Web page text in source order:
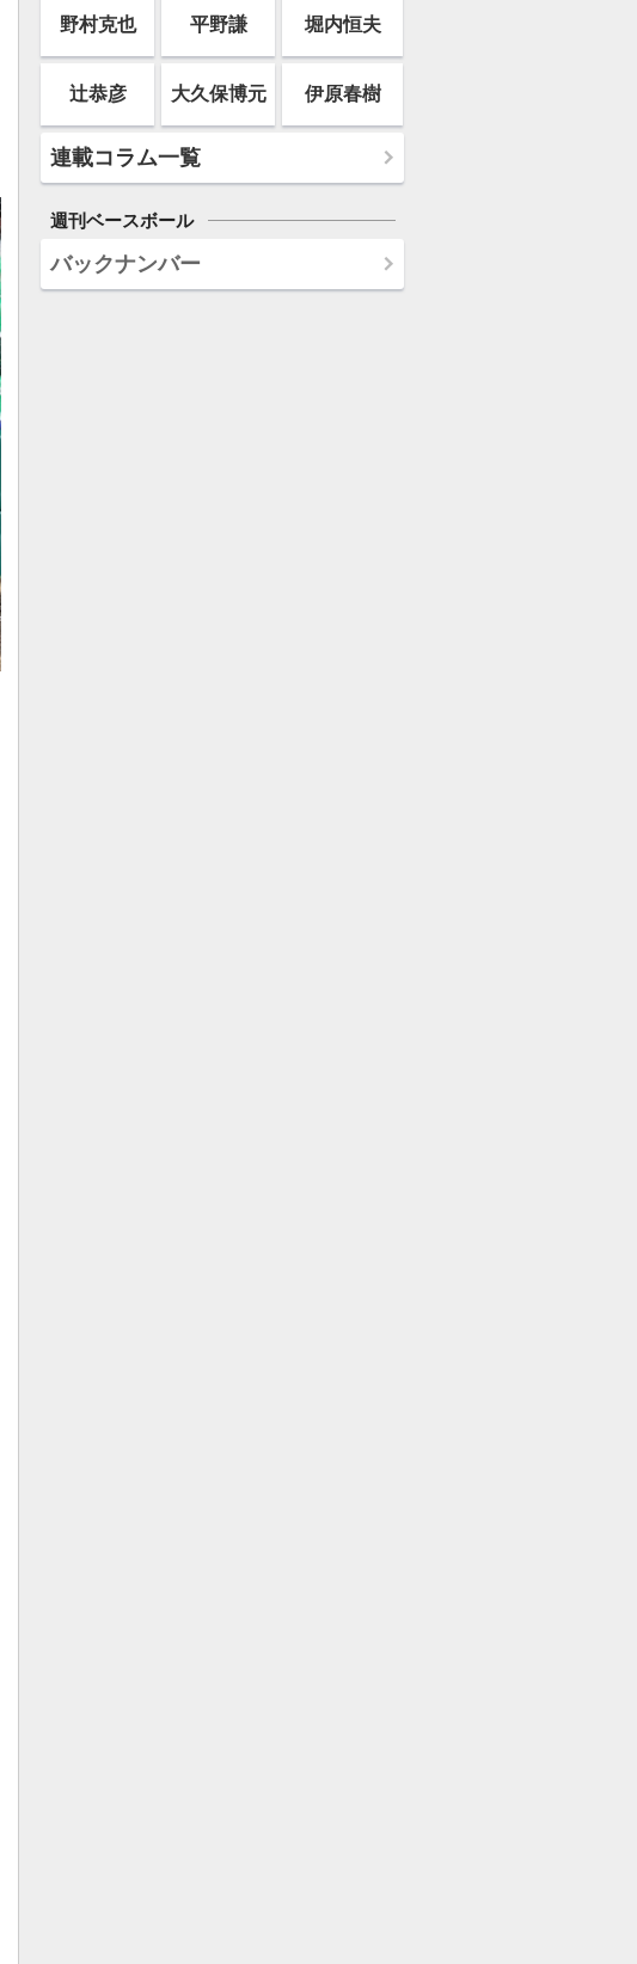
野村克也 平野謙 堀内恒夫
辻恭彦 大久保博元 伊原春樹
連載コラム一覧
週刊ベースボール
バックナンバー